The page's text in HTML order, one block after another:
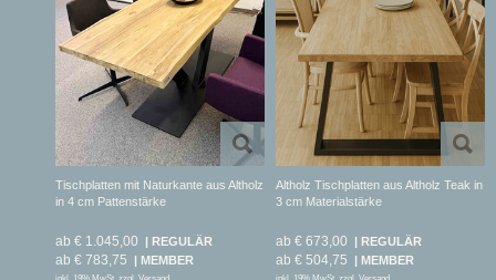
Tischplatten mit Naturkante aus Altholz
in 4 cm Pattenstärke
ab € 1.045,00
ab € 783,75
Altholz Tischplatten aus Altholz Teak in
3 cm Materialstärke
ab € 673,00
ab € 504,75